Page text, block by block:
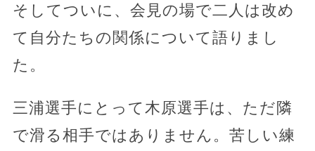
そしてついに、会見の場で二人は改め
て自分たちの関係について語りまし
た。
三浦選手にとって木原選手は、ただ隣
で滑る相手ではありません。苦しい練